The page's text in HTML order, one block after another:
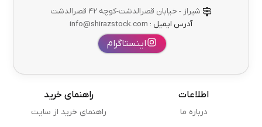
شیراز - خیابان قصرالدشت-کوچه 42 قصرالدشت
آدرس ایمیل :
اینستاگرام
اطلاعات
درباره ما
راهنمای خرید
راهنمای خرید از سایت